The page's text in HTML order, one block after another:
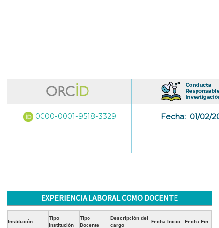
0000-0001-9518-3329 Fecha: 01/02/
EXPERIENCIA LABORAL COMO DOCENTE
Institución
Tipo
Institución
Tipo
Docente
Descripción del
cargo
Fecha Inicio Fecha Fin